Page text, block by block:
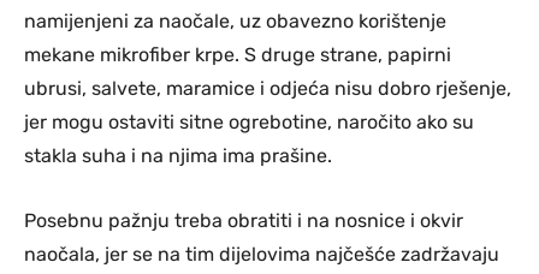
namijenjeni za naočale, uz obavezno korištenje
mekane mikrofiber krpe. S druge strane, papirni
ubrusi, salvete, maramice i odjeća nisu dobro rješenje,
jer mogu ostaviti sitne ogrebotine, naročito ako su
stakla suha i na njima ima prašine.
Posebnu pažnju treba obratiti i na nosnice i okvir
naočala, jer se na tim dijelovima najčešće zadržavaju